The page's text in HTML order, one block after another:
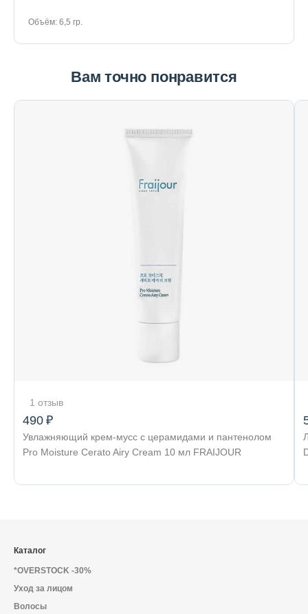
Объём: 6,5 гр.
Вам точно понравится
1 отзыв
490 ₽
Увлажняющий крем-мусс с церамидами и пантенолом
Pro Moisture Cerato Airy Cream 10 мл FRAIJOUR
Каталог
*OVERSTOCK -30%
Уход за лицом
Волосы